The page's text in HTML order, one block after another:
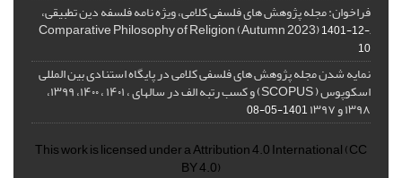
فراخوان: مجله پژوهش های فلسفی کلامی، ویژه نامه فلسفه دین تطبیقی،
,Comparative Philosophy of Religion (Autumn 2023)
1401-12-
10
نمایه شدن مجله پژوهش های فلسفی کلامی در پایگاه استنادی بین المللی
اسکوپوس ( SCOPUS) و کسب رتبه الف در سالهای ، ۱۴۰۱ ، ۱۴۰۰، ۱۳۹۹،
۱۳۹۸ و ۱۳۹۷ 1401-05-08
This work is licensed under aAttribution 4.0 International(CC
BY 4.0)